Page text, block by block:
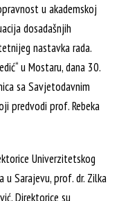
u akademskoj
dosadašnjih
nastavka rada.
u Mostaru, dana 30.
sa Savjetodavnim
predvodi prof. Rebeka
Univerzitetskog
u Sarajevu, prof. dr. Zilka
Direktorice su